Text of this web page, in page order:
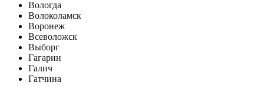
Вологда
Волоколамск
Воронеж
Всеволожск
Выборг
Гагарин
Галич
Гатчина